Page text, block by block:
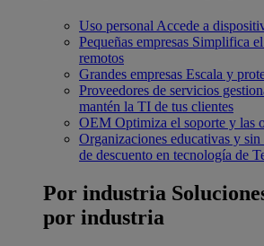
Uso personal Accede a
Pequeñas empresas Simplifica
remotos
Grandes empresas Escala y
Proveedores de servicios
mantén la TI de tus clientes
OEM Optimiza el soporte y las
Organizaciones educativas y
de descuento en tecnología de
Por industria
por industria